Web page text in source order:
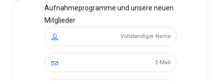
Aufnahmeprogramme und unsere neuen
Mitglieder